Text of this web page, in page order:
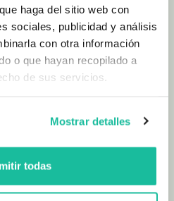
haga del sitio web con
sociales, publicidad y análisis
con otra información
o que hayan recopilado a
de sus servicios.
Mostrar detalles
todas
El Portazgo.